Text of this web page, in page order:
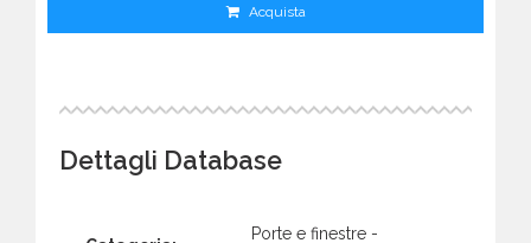
Acquista
Dettagli Database
Porte e finestre -